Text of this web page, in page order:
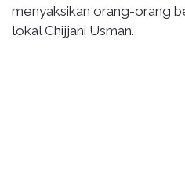
menyaksikan orang-orang
lokal Chijjani Usman.